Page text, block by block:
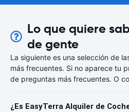
Lo que quiere
de gente
La siguiente es una selección de
más frecuentes. Si no aparece tu
de preguntas más frecuentes. O
¿Es EasyTerra Alquiler de